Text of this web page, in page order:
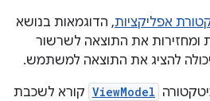
אפליקציות, הדוגמאות בנושא
את התוצאה לשרשור
להציג את התוצאה למשתמש.
ViewModel קורא לשכבת